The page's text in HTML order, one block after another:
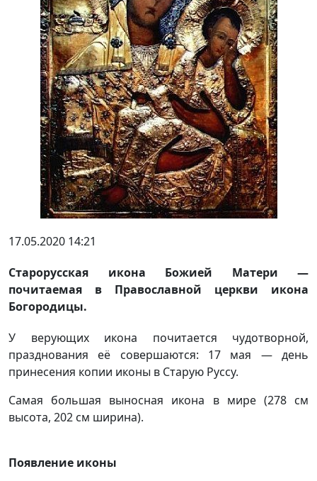
17.05.2020 14:21
Старорусская икона Божией Матери —
почитаемая в Православной церкви икона
Богородицы.
У верующих икона почитается чудотворной,
празднования её совершаются: 17 мая — день
принесения копии иконы в Старую Руссу.
Самая большая выносная икона в мире (278 см
высота, 202 см ширина).
Появление иконы